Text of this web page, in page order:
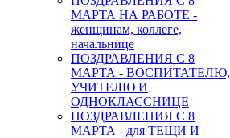
МАРТА НА РАБОТЕ -
женщинам, коллеге,
начальнице
ПОЗДРАВЛЕНИЯ С 8
МАРТА - ВОСПИТАТЕЛЮ,
УЧИТЕЛЮ И
ОДНОКЛАССНИЦЕ
ПОЗДРАВЛЕНИЯ С 8
МАРТА - для ТЕЩИ И